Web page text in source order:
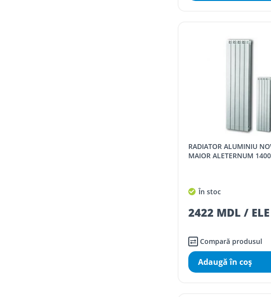
RADIATOR ALUMINIU NOVA FLORIDA
MAIOR ALETERNUM
În stoc
2422 MDL / ELE
Compară produsul
Adaugă în coş